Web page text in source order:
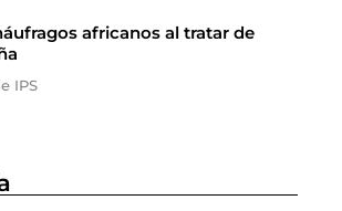
africanos al tratar de
IPS